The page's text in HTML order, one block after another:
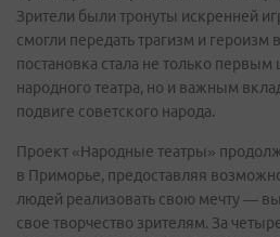
Зрители были тронуты искренней
смогли передать трагизм и героизм
постановка стала не только
народного театра, но и важным
подвиге советского народа.
Проект «Народные театры»
в Приморье, предоставляя
людей реализовать свою мечту —
свое творчество зрителям. За